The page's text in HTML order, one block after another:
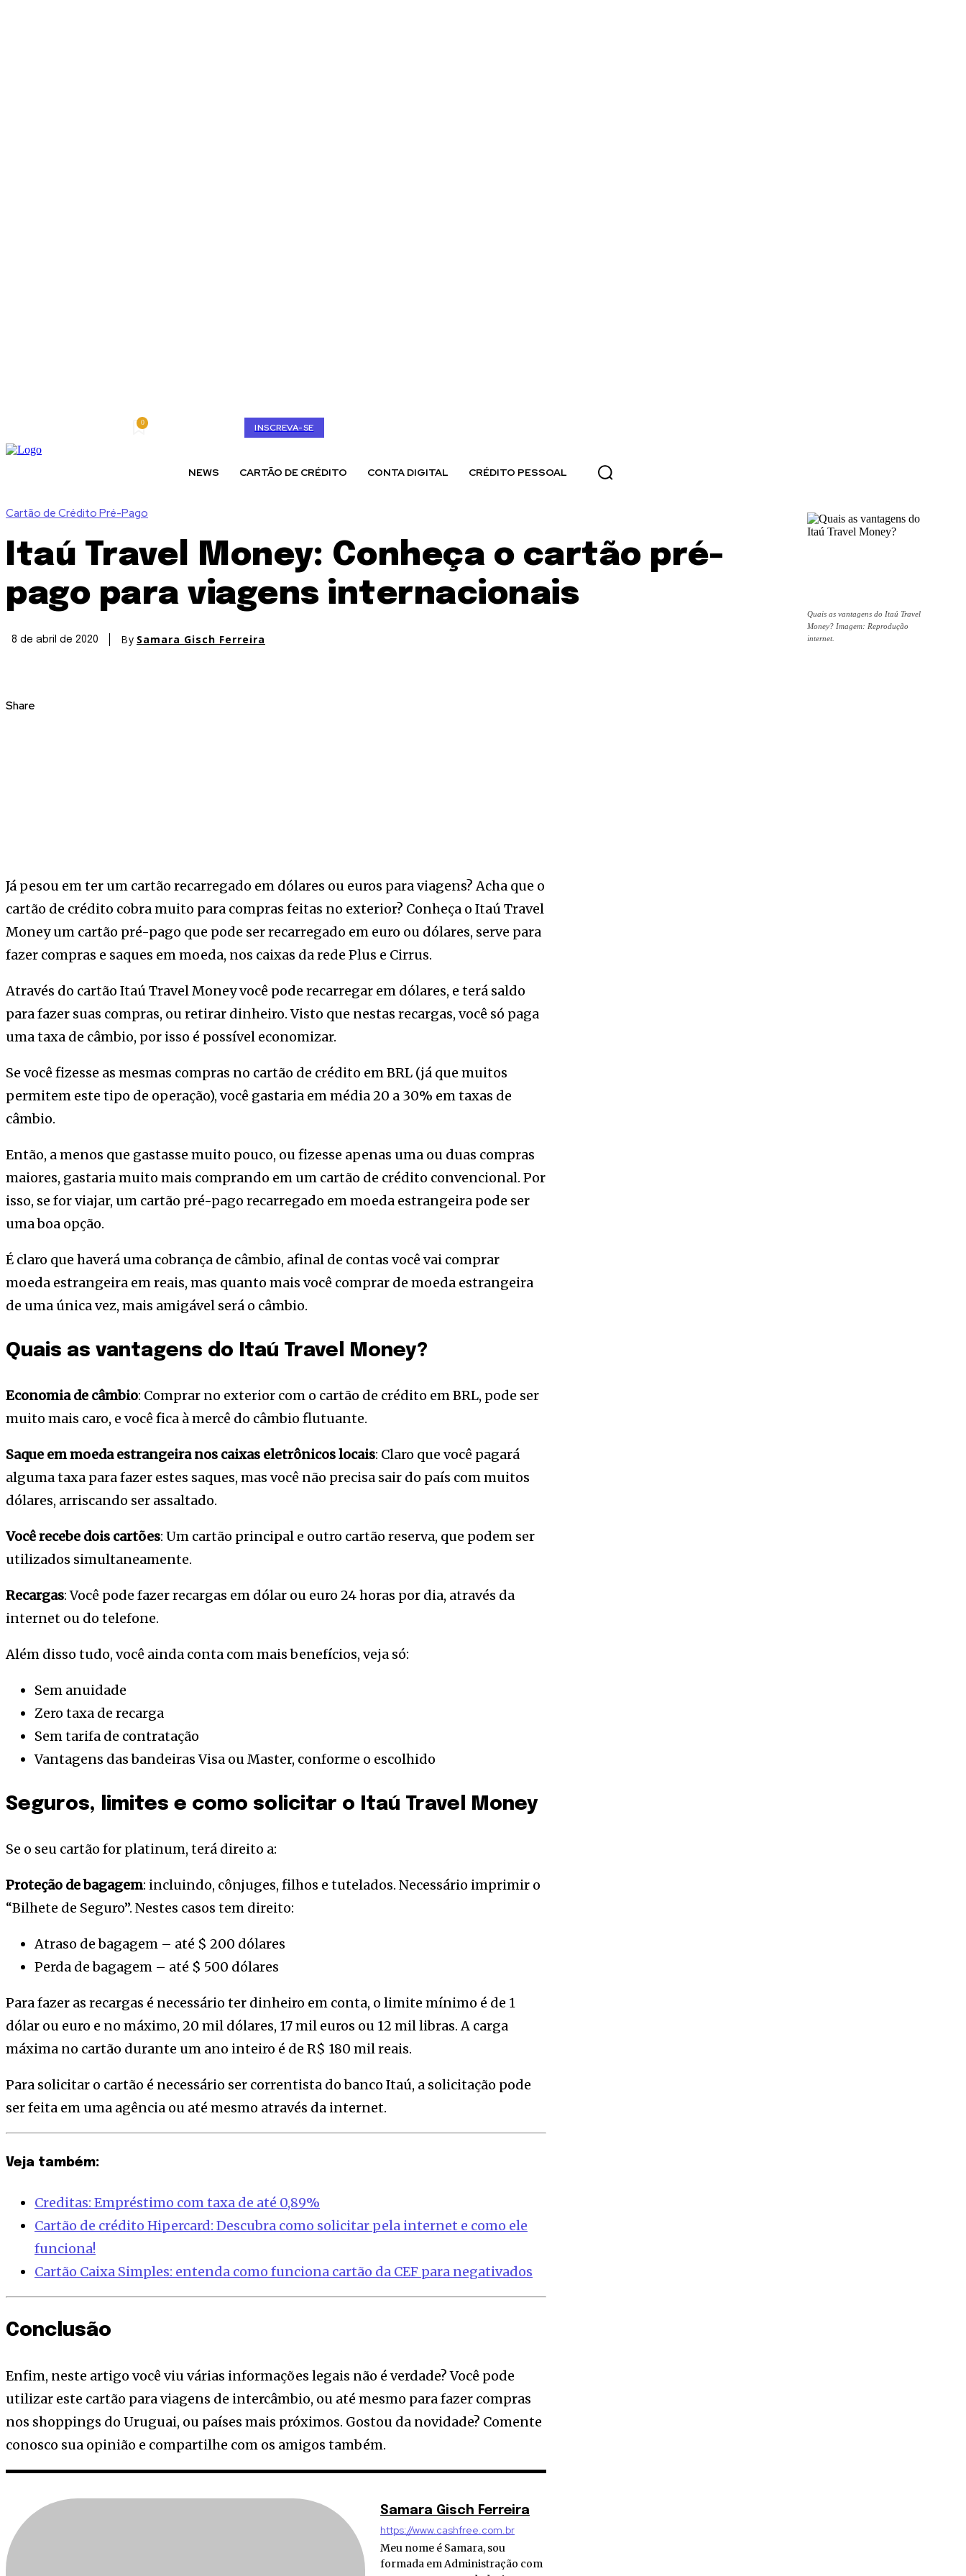
0 INSCREVA-SE
NEWS CARTÃO DE CRÉDITO CONTA DIGITAL CRÉDITO PESSOAL
Cartão de Crédito Pré-Pago
Itaú Travel Money: Conheça o cartão pré-
pago para viagens internacionais
8 de abril de 2020 By Samara Gisch Ferreira
Quais as vantagens do Itaú Travel
Money? Imagem: Reprodução
internet.
Share
Já pesou em ter um cartão recarregado em dólares ou euros para viagens? Acha que o
cartão de crédito cobra muito para compras feitas no exterior? Conheça o Itaú Travel
Money um cartão pré-pago que pode ser recarregado em euro ou dólares, serve para
fazer compras e saques em moeda, nos caixas da rede Plus e Cirrus.
Através do cartão Itaú Travel Money você pode recarregar em dólares, e terá saldo
para fazer suas compras, ou retirar dinheiro. Visto que nestas recargas, você só paga
uma taxa de câmbio, por isso é possível economizar.
Se você fizesse as mesmas compras no cartão de crédito em BRL (já que muitos
permitem este tipo de operação), você gastaria em média 20 a 30% em taxas de
câmbio.
Então, a menos que gastasse muito pouco, ou fizesse apenas uma ou duas compras
maiores, gastaria muito mais comprando em um cartão de crédito convencional. Por
isso, se for viajar, um cartão pré-pago recarregado em moeda estrangeira pode ser
uma boa opção.
É claro que haverá uma cobrança de câmbio, afinal de contas você vai comprar
moeda estrangeira em reais, mas quanto mais você comprar de moeda estrangeira
de uma única vez, mais amigável será o câmbio.
Quais as vantagens do Itaú Travel Money?
Economia de câmbio: Comprar no exterior com o cartão de crédito em BRL, pode ser
muito mais caro, e você fica à mercê do câmbio flutuante.
Saque em moeda estrangeira nos caixas eletrônicos locais: Claro que você pagará
alguma taxa para fazer estes saques, mas você não precisa sair do país com muitos
dólares, arriscando ser assaltado.
Você recebe dois cartões: Um cartão principal e outro cartão reserva, que podem ser
utilizados simultaneamente.
Recargas: Você pode fazer recargas em dólar ou euro 24 horas por dia, através da
internet ou do telefone.
Além disso tudo, você ainda conta com mais benefícios, veja só:
Sem anuidade
Zero taxa de recarga
Sem tarifa de contratação
Vantagens das bandeiras Visa ou Master, conforme o escolhido
Seguros, limites e como solicitar o Itaú Travel Money
Se o seu cartão for platinum, terá direito a:
Proteção de bagagem: incluindo, cônjuges, filhos e tutelados. Necessário imprimir o
“Bilhete de Seguro”. Nestes casos tem direito:
Atraso de bagagem – até $ 200 dólares
Perda de bagagem – até $ 500 dólares
Para fazer as recargas é necessário ter dinheiro em conta, o limite mínimo é de 1
dólar ou euro e no máximo, 20 mil dólares, 17 mil euros ou 12 mil libras. A carga
máxima no cartão durante um ano inteiro é de R$ 180 mil reais.
Para solicitar o cartão é necessário ser correntista do banco Itaú, a solicitação pode
ser feita em uma agência ou até mesmo através da internet.
Veja também:
Creditas: Empréstimo com taxa de até 0,89%
Cartão de crédito Hipercard: Descubra como solicitar pela internet e como ele
funciona!
Cartão Caixa Simples: entenda como funciona cartão da CEF para negativados
Conclusão
Enfim, neste artigo você viu várias informações legais não é verdade? Você pode
utilizar este cartão para viagens de intercâmbio, ou até mesmo para fazer compras
nos shoppings do Uruguai, ou países mais próximos. Gostou da novidade? Comente
conosco sua opinião e compartilhe com os amigos também.
Samara Gisch Ferreira
https://www.cashfree.com.br
Meu nome é Samara, sou
formada em Administração com